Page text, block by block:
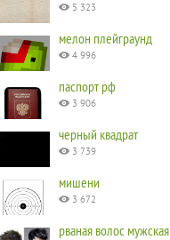
5 323
мелон плейграунд
4 996
паспорт рф
3 906
черный квадрат
3 739
мишени
3 672
рваная волос мужская